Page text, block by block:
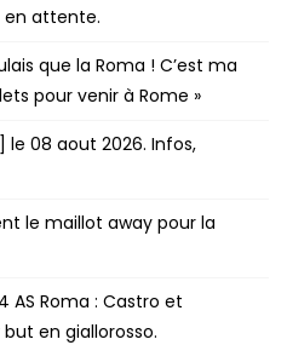
en attente.
que la Roma ! C’est ma
pour venir à Rome »
le 08 aout 2026. Infos,
le maillot away pour la
AS Roma : Castro et
en giallorosso.